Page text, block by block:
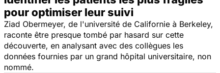
pour optimiser leur suivi
Ziad Obermeyer, de l'université de Californie à Berkeley,
raconte être presque tombé par hasard sur cette
découverte, en analysant avec des collègues les
données fournies par un grand hôpital universitaire, non
nommé.